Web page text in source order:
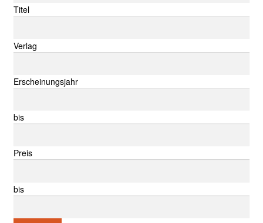
Titel
Verlag
Erscheinungsjahr
bis
Preis
bis